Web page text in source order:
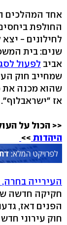
אחד המהלכים
החולפת
שנים: בית
אביב לפעול
שמחייב חוק
שהוא מכנה את
אז "ישראבלוף".
<< הכול על
היהדות >>
העירייה
חקיקה חדשה
הפנים דאז,
חוק עירוני